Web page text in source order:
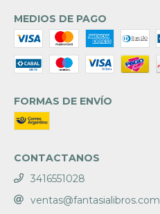
MEDIOS DE PAGO
FORMAS DE ENVÍO
CONTACTANOS
3416551028
ventas@fantasialibros.com